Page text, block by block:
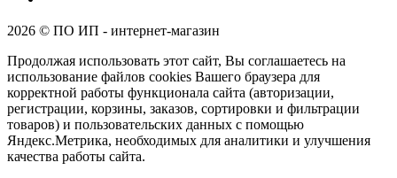
2026 © ПО ИП - интернет-магазин
Продолжая использовать этот сайт, Вы соглашаетесь на
использование файлов cookies Вашего браузера для
корректной работы функционала сайта (авторизации,
регистрации, корзины, заказов, сортировки и фильтрации
товаров) и пользовательских данных с помощью
Яндекс.Метрика, необходимых для аналитики и улучшения
качества работы сайта.